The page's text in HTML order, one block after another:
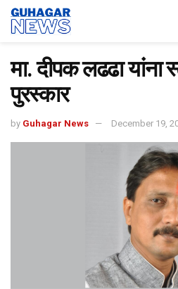
मा. दीपक लढढा यांना
पुरस्कार
by Guhagar News December 19,